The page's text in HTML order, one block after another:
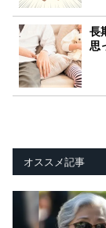
長
思
オススメ記事